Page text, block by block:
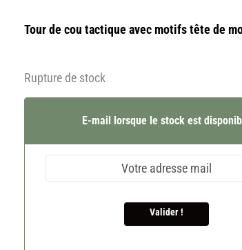
Tour de cou tactique avec motifs tête de
Rupture de stock
E-mail lorsque le stock est
Valider !